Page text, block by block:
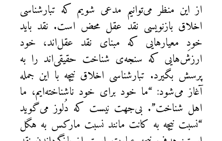
از این منظر می‌توانیم مدعی شویم که تبارشناسی
اخلاق بازنویسی نقد عقل محض است. نقد باید
خودِ معیارهایی که مبنای نقد عقل‌اند، خود
ارزش‌هایی که سنجه‌‌ی‌‌ شناخت حقیقی‌اند را به
پرسش بگیرد. تبارشناسی اخلاق نیچه با این جمله
آغاز می‌شود: “ما خود برای خود ناشناخته‌ایم، ما
اهل شناخت”. بی‌جهت نیست که دُلوز می‌گوید
“نسبت نیچه به کانت مانند نسبت مارکس به هگل